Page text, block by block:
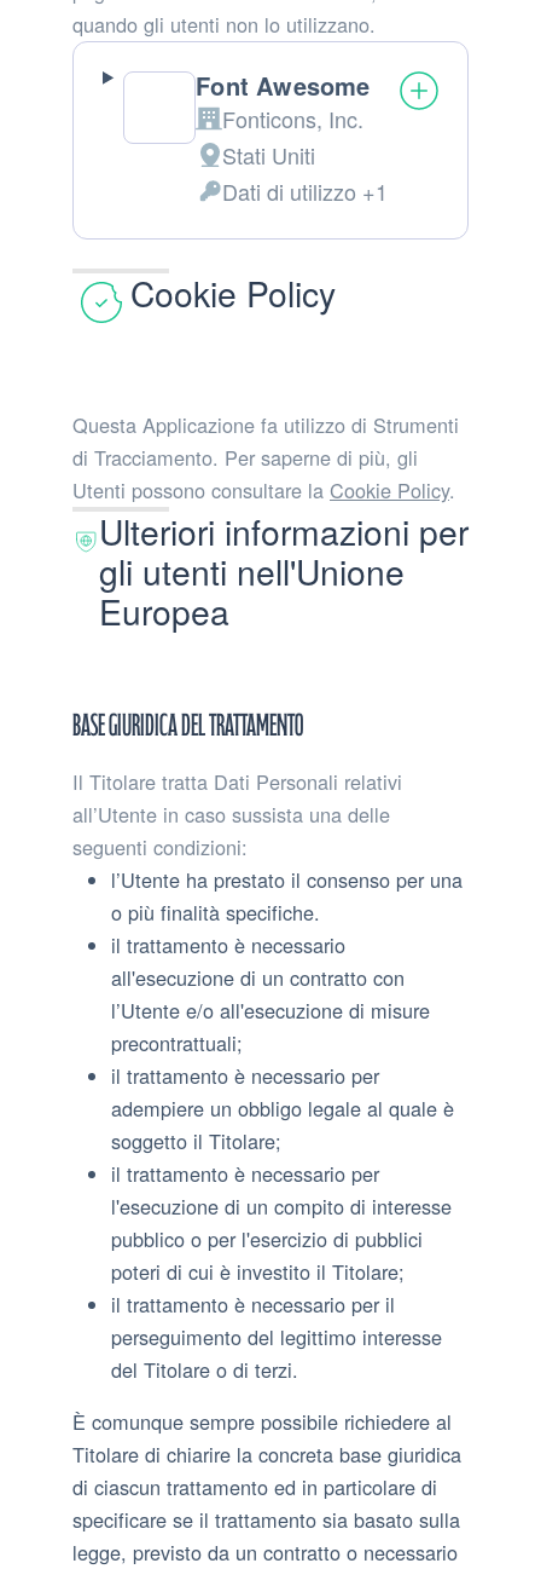
quando gli utenti non lo utilizzano.
Font Awesome
Azienda:
Fonticons, Inc.
Luogo
del
trattamento:
Stati Uniti
Dati
Personali
trattati:
Dati di utilizzo +1
Cookie Policy
Questa Applicazione fa utilizzo di Strumenti
di Tracciamento. Per saperne di più, gli
Utenti possono consultare la Cookie Policy.
Ulteriori informazioni per
gli utenti nell'Unione
Europea
Base giuridica del trattamento
Il Titolare tratta Dati Personali relativi
all’Utente in caso sussista una delle
seguenti condizioni:
l’Utente ha prestato il consenso per una
o più finalità specifiche.
il trattamento è necessario
all'esecuzione di un contratto con
l’Utente e/o all'esecuzione di misure
precontrattuali;
il trattamento è necessario per
adempiere un obbligo legale al quale è
soggetto il Titolare;
il trattamento è necessario per
l'esecuzione di un compito di interesse
pubblico o per l'esercizio di pubblici
poteri di cui è investito il Titolare;
il trattamento è necessario per il
perseguimento del legittimo interesse
del Titolare o di terzi.
È comunque sempre possibile richiedere al
Titolare di chiarire la concreta base giuridica
di ciascun trattamento ed in particolare di
specificare se il trattamento sia basato sulla
legge, previsto da un contratto o necessario